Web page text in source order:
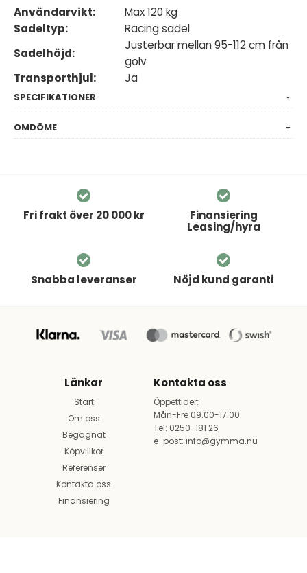
Användarvikt:
Max 120 kg
Sadeltyp:
Racing sadel
Sadelhöjd:
Justerbar mellan 95-112 cm från
golv
Transporthjul:
Ja
SPECIFIKATIONER
OMDÖME
Fri frakt över 20 000 kr
Finansiering
Leasing/hyra
Snabba leveranser Nöjd kund garanti
Länkar
Start
Om oss
Begagnat
Köpvillkor
Referenser
Kontakta oss
Finansiering
Kontakta oss
Öppettider:
Mån-Fre 09.00-17.00
Tel: 0250-181 26
e-post: info@gymma.nu